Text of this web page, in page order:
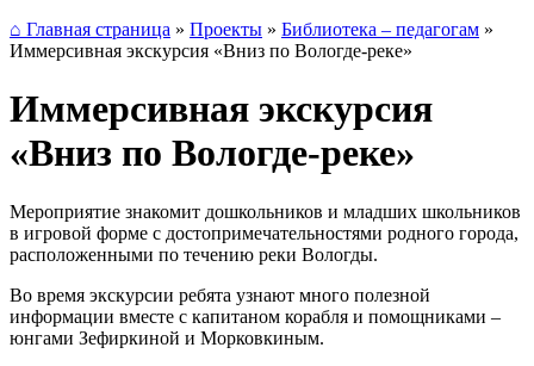
⌂ Главная страница » Проекты » Библиотека – педагогам »
Иммерсивная экскурсия «Вниз по Вологде-реке»
Иммерсивная экскурсия
«Вниз по Вологде-реке»
Мероприятие знакомит дошкольников и младших школьников
в игровой форме с достопримечательностями родного города,
расположенными по течению реки Вологды.
Во время экскурсии ребята узнают много полезной
информации вместе с капитаном корабля и помощниками –
юнгами Зефиркиной и Морковкиным.